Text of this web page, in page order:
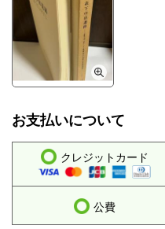
お支払いについて
クレジットカード
公費